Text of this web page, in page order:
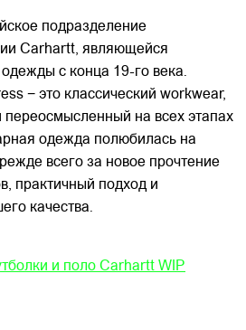
подразделение
Carhartt, являющейся
с конца 19-го века.
− это классический workwear,
на всех этапах
одежда полюбилась на
всего за новое прочтение
практичный подход и
качества.
и поло Carhartt WIP